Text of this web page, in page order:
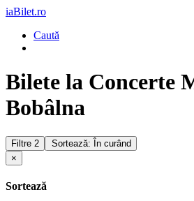
iaBilet.ro
Caută
Bilete la Concerte
Bobâlna
Filtre 2
Sortează: În curând
×
Sortează